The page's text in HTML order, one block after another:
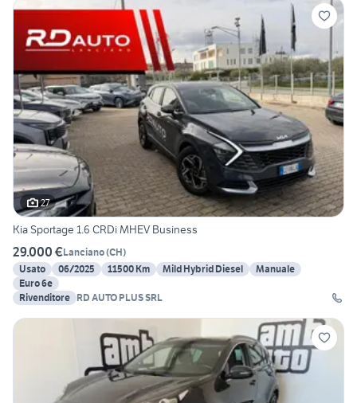
27
Kia Sportage 1.6 CRDi MHEV Business
29.000 €Lanciano(CH)
Usato
06/2025 11500 Km Mild Hybrid Diesel
Manuale
Euro 6e
Rivenditore RD AUTO PLUS SRL